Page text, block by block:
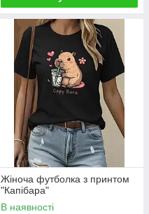
Жіноча футболка з принтом
"Капібара"
В наявності